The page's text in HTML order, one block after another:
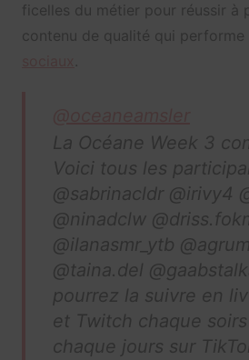
ficelles du métier pour réussir à
contenu de qualité qui performe
La Océane Week 3
Voici tous les
@sabrinacldr @irivy4
@ninadclw
@ilanasmr_ytb
@taina.del
pourrez la suivre en
et Twitch chaque
chaque jours sur